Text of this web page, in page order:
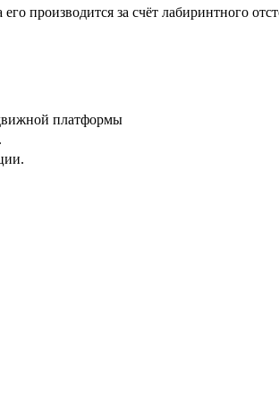
производится за счёт лабиринтного
платформы